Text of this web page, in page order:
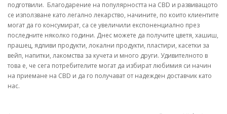
подготвили. Благодарение на популярността на CBD и развиващото
се използване като легално лекарство, начините, по които клиентите
могат да го консумират, са се увеличили експоненциално през
последните няколко години. Днес можете да получите цветя, хашиш,
прашец, ядливи продукти, локални продукти, пластири, касетки за
вейп, напитки, лакомства за кучета и много други. Удивителното в
това е, че сега потребителите могат да избират любимия си начин
на приемане на CBD и да го получават от надежден доставчик като
нас.